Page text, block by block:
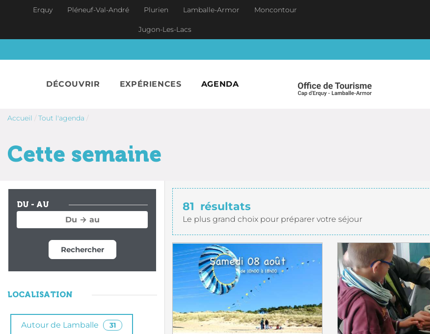
Aller au contenu principal
Erquy Pléneuf-Val-André Plurien Lamballe-Armor Moncontour
Jugon-Les-Lacs
DÉCOUVRIR EXPÉRIENCES AGENDA
Accueil / Tout l'agenda /
Cette semaine
DU - AU
Rechercher
LOCALISATION
Autour de Lamballe 31
81 résultats
Le plus grand choix pour préparer votre séjour